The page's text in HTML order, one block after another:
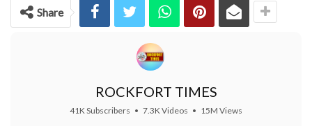
Share
ROCKFORT TIMES
41K Subscribers • 7.3K Videos • 15M Views